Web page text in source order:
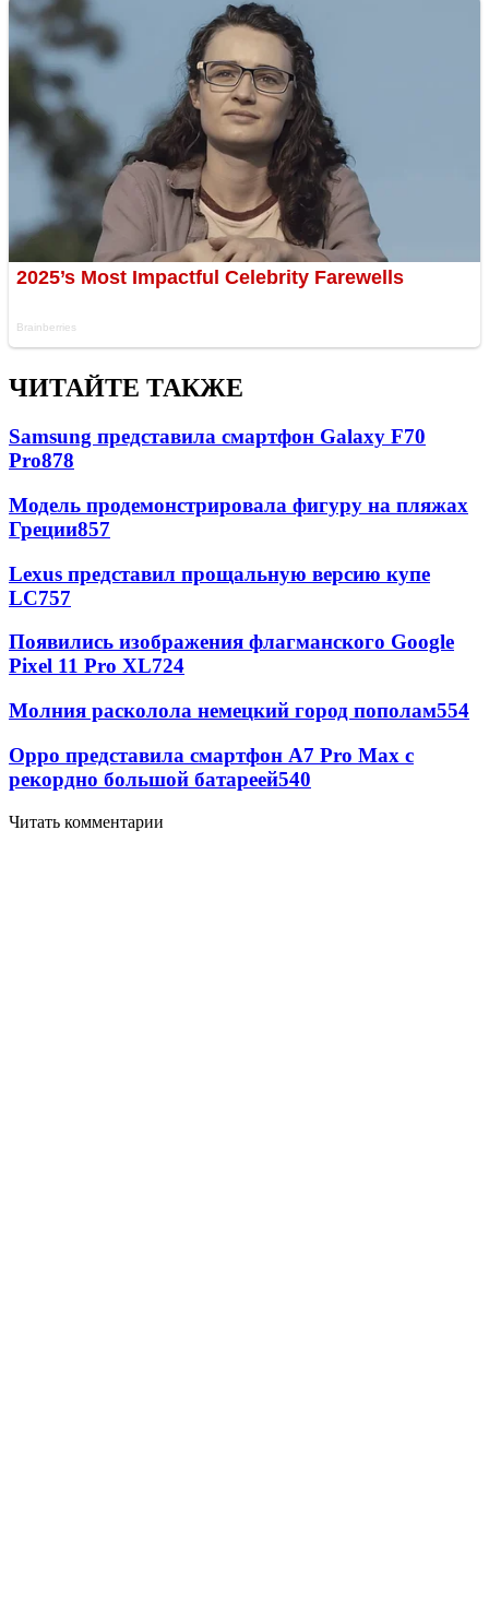
ЧИТАЙТЕ ТАКЖЕ
Samsung представила смартфон Galaxy F70
Pro878
Модель продемонстрировала фигуру на пляжах
Греции857
Lexus представил прощальную версию купе
LC757
Появились изображения флагманского Google
Pixel 11 Pro XL724
Молния расколола немецкий город пополам554
Oppo представила смартфон A7 Pro Max с
рекордно большой батареей540
Читать комментарии